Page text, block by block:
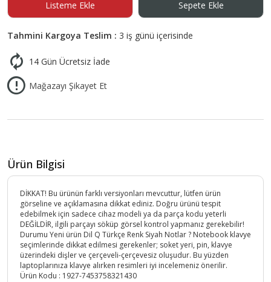
Listeme Ekle Sepete Ekle
Tahmini Kargoya Teslim : 3 iş günü içerisinde
14 Gün Ücretsiz İade
Mağazayı Şikayet Et
Ürün Bilgisi
DİKKAT! Bu ürünün farklı versiyonları mevcuttur, lütfen ürün
görseline ve açıklamasına dikkat ediniz. Doğru ürünü tespit
edebilmek için sadece cihaz modeli ya da parça kodu yeterli
DEĞİLDİR, ilgili parçayı söküp görsel kontrol yapmanız gerekebilir!
Durumu Yeni ürün Dil Q Türkçe Renk Siyah Notlar ? Notebook klavye
seçimlerinde dikkat edilmesi gerekenler; soket yeri, pin, klavye
üzerindeki dişler ve çerçeveli-çerçevesiz oluşudur. Bu yüzden
laptoplarınıza klavye alırken resimleri iyi incelemeniz önerilir.
Ürün Kodu : 1927-7453758321430